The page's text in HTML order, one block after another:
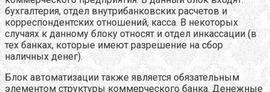
бухгалтерия, отдел внутрибанковских расчетов и
корреспондентских отношений, касса. В некоторых
случаях к данному блоку относят и отдел инкассации (в
тех банках, которые имеют разрешение на сбор
наличных денег).
Блок автоматизации также является обязательным
элементом структуры коммерческого банка. Денежные